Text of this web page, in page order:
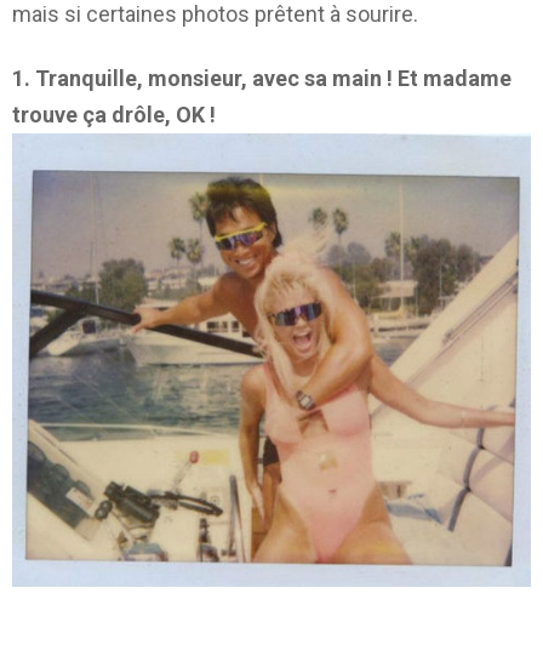
mais si certaines photos prêtent à sourire.
1. Tranquille, monsieur, avec sa main ! Et madame
trouve ça drôle, OK !